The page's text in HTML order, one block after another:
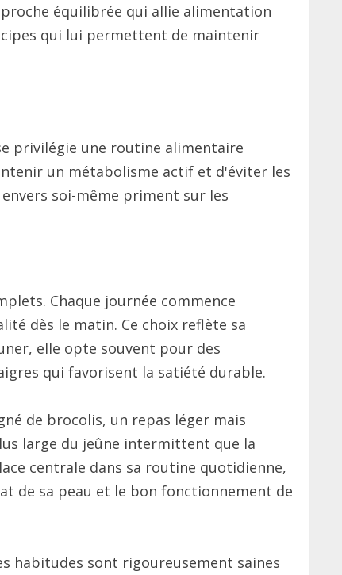
équilibrée qui allie alimentation
qui lui permettent de maintenir
privilégie une routine alimentaire
un métabolisme actif et d'éviter les
soi-même priment sur les
Chaque journée commence
dès le matin. Ce choix reflète sa
elle opte souvent pour des
qui favorisent la satiété durable.
de brocolis, un repas léger mais
large du jeûne intermittent que la
centrale dans sa routine quotidienne,
de sa peau et le bon fonctionnement de
habitudes sont rigoureusement saines